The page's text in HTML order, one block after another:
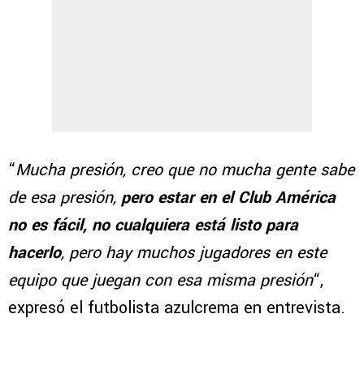
“Mucha presión, creo que no mucha gente sabe
de esa presión, pero estar en el Club América
no es fácil, no cualquiera está listo para
hacerlo, pero hay muchos jugadores en este
equipo que juegan con esa misma presión“,
expresó el futbolista azulcrema en entrevista.